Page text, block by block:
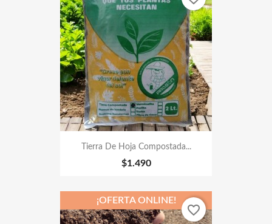
Tierra De Hoja Compostada...
$1.490
¡OFERTA ONLINE!
favorite_border